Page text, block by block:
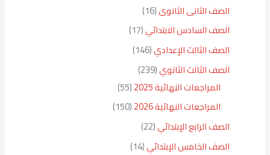
الصف الثانى الثانوى 16
الصف السادس الابتدائي 17
الصف الثالث الإعدادي 146
الصف الثالث الثانوي 239
المراجعات النهائية 2025
55
المراجعات النهائية 2026
150
الصف الرابع الإبتدائي 22
الصف الخامس الإبتدائي 14